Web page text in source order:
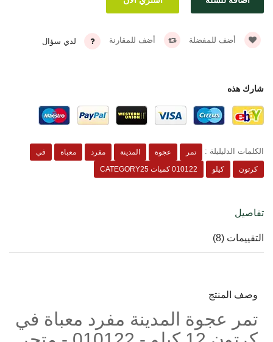
أضف للمفضلة أضف للمقارنة لدي سؤال
شارك هذه
الكلمات الدليليلة : تمر عجوة المدينة مفرد معباة
في
كرتون
كيلو 010122 كميات CATEGORY25
تفاصيل
التقييمات (8)
وصف المنتج
تمر عجوة المدينة مفرد معباة في